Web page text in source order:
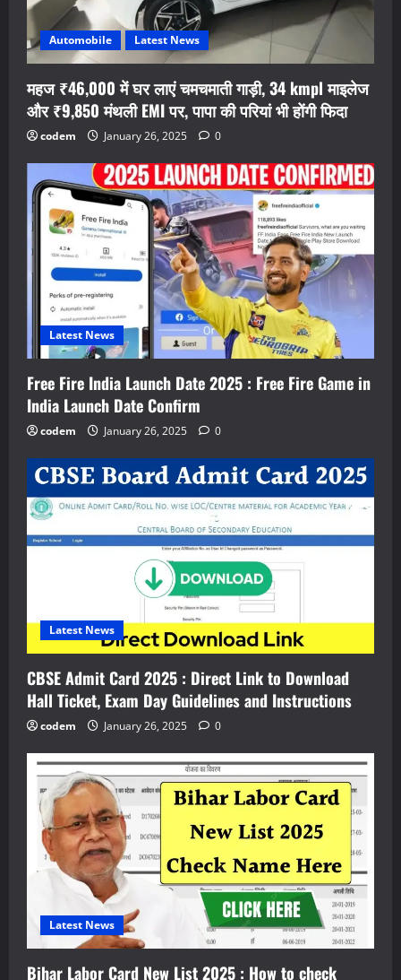
Automobile Latest News
महज ₹46,000 में घर लाएं चमचमाती गाड़ी, 34 kmpl माइलेज
और ₹9,850 मंथली EMI पर, पापा की परियां भी होंगी फिदा
codem January 26, 2025 0
Latest News
Free Fire India Launch Date 2025 : Free Fire Game in
India Launch Date Confirm
codem January 26, 2025 0
Latest News
CBSE Admit Card 2025 : Direct Link to Download
Hall Ticket, Exam Day Guidelines and Instructions
codem January 26, 2025 0
Latest News
Bihar Labor Card New List 2025 : How to check